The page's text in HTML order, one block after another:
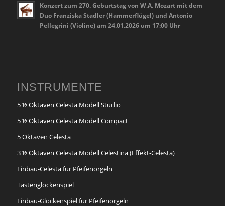
Konzert zum 270. Geburtstag von W.A. Mozart mit dem
Duo Franziska Stadler (Hammerflügel) und Antonio
Pellegrini (Violine) am 24.01.2026 um 17:00 Uhr
INSTRUMENTE
5 ½ Oktaven Celesta Modell Studio
5 ½ Oktaven Celesta Modell Compact
5 Oktaven Celesta
3 ½ Oktaven Celesta Modell Celestina (Effekt-Celesta)
Einbau-Celesta für Pfeifenorgeln
Tastenglockenspiel
Einbau-Glockenspiel für Pfeifenorgeln